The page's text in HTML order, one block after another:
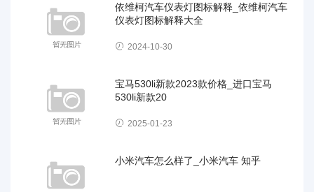
依维柯汽车仪表灯图标解释_依维柯汽车
仪表灯图标解释大全
2024-10-30
宝马530li新款2023款价格_进口宝马
530li新款20
2025-01-23
小米汽车怎么样了_小米汽车 知乎